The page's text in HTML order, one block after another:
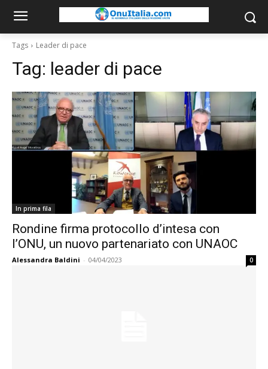
Tags Leader di pace
Tag: leader di pace
In prima fila
Rondine firma protocollo d’intesa con
l’ONU, un nuovo partenariato con UNAOC
Alessandra Baldini - 04/04/2023 0